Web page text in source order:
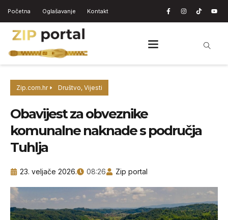
Početna Oglašavanje Kontakt
Zip.com.hr Društvo, Vijesti
Obavijest za obveznike
komunalne naknade s područja
Tuhlja
23. veljače 2026. 08:26 Zip portal